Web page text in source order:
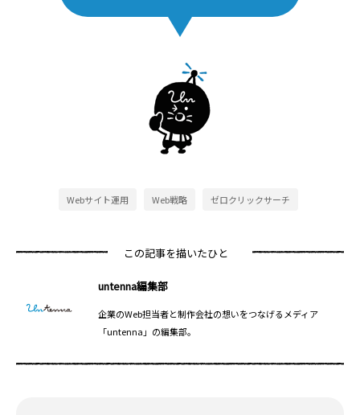
Webサイト運用 Web戦略 ゼロクリックサーチ
この記事を描いたひと
untenna編集部
企業のWeb担当者と制作会社の想いをつなげるメディア
「untenna」の編集部。